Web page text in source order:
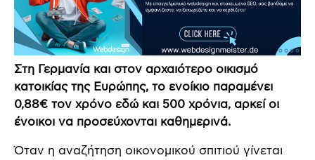
Στη Γερμανία και στον αρχαιότερο οικισμό
κατοικίας της Ευρώπης, το ενοίκιο παραμένει
0,88€ τον χρόνο εδώ και 500 χρόνια, αρκεί οι
ένοικοι να προσεύχονται καθημερινά.
Όταν η αναζήτηση οικονομικού σπιτιού γίνεται